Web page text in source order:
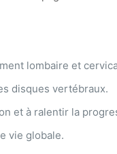
lombaire et
disques vertébraux.
et à ralentir la
vie globale.